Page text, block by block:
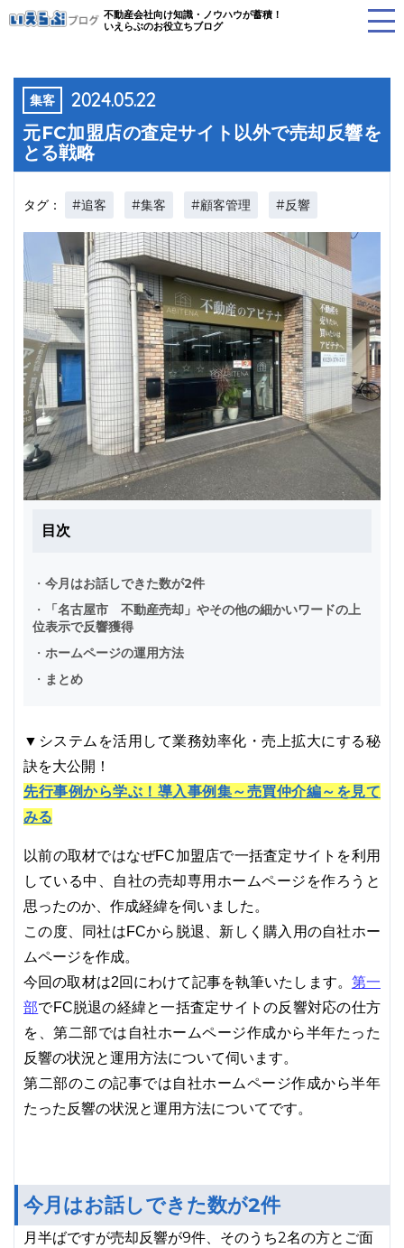
不動産会社向け知識・ノウハウが蓄積！
いえらぶのお役立ちブログ
集客 2024.05.22
元FC加盟店の査定サイト以外で売却反響を
とる戦略
タグ： #追客 #集客 #顧客管理 #反響
目次
・ 今月はお話しできた数が2件
・
「名古屋市 不動産売却」やその他の細かいワードの上
位表示で反響獲得
・ ホームページの運用方法
・ まとめ
▼システムを活用して業務効率化・売上拡大にする秘
訣を大公開！
先行事例から学ぶ！導入事例集～売買仲介編～を見て
みる
以前の取材ではなぜFC加盟店で一括査定サイトを利用
している中、自社の売却専用ホームページを作ろうと
思ったのか、作成経緯を伺いました。
この度、同社はFCから脱退、新しく購入用の自社ホー
ムページを作成。
今回の取材は2回にわけて記事を執筆いたします。 第一
部でFC脱退の経緯と一括査定サイトの反響対応の仕方
を、第二部では自社ホームページ作成から半年たった
反響の状況と運用方法について伺います。
第二部のこの記事では自社ホームページ作成から半年
たった反響の状況と運用方法についてです。
今月はお話しできた数が2件
月半ばですが売却反響が9件、そのうち2名の方とご面